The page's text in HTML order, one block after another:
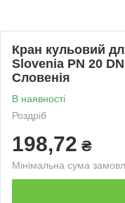
Кран кульовий
Slovenia PN 20
Словенія
В наявності
Роздріб
198,72 ₴
Мінімальна сума